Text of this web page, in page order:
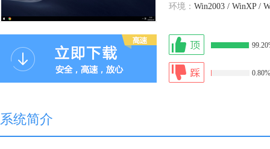
环境： Win2003 / WinXP /
0.80%
系统简介